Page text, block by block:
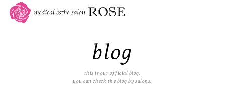
blog
this is our official blog.
you can check the blog by salons.